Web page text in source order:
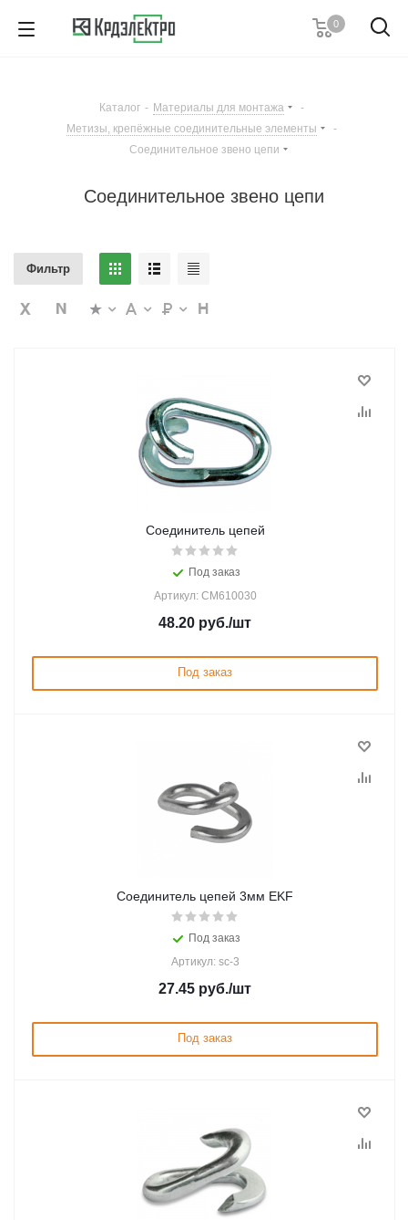
0
Заказать звонок
Каталог - Материалы для монтажа
-
Метизы, крепёжные соединительные элементы
-
Соединительное звено цепи
Соединительное звено цепи
Фильтр
Соединитель цепей
Под заказ
Артикул: CM610030
48.20 руб./шт
Под заказ
Соединитель цепей 3мм EKF
Под заказ
Артикул: sc-3
27.45 руб./шт
Под заказ